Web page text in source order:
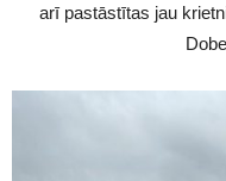
arī pastāstītas jau